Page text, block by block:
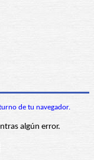
de tu navegador.
algún error.